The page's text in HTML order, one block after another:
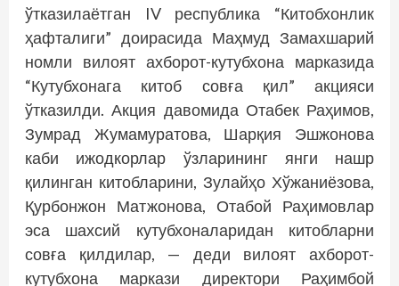
ўтказилаётган IV республика “Китобхонлик
ҳафталиги” доирасида Маҳмуд Замахшарий
номли вилоят ахборот-кутубхона марказида
“Кутубхонага китоб совға қил” акцияси
ўтказилди. Акция давомида Отабек Раҳимов,
Зумрад Жумамуратова, Шарқия Эшжонова
каби ижодкорлар ўзларининг янги нашр
қилинган китобларини, Зулайҳо Хўжаниёзова,
Қурбонжон Матжонова, Отабой Раҳимовлар
эса шахсий кутубхоналаридан китобларни
совға қилдилар, — деди вилоят ахборот-
кутубхона маркази директори Раҳимбой